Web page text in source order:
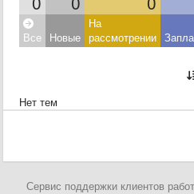
Все Новые
На
рассмотрении
Нет тем
Сервис поддержки клиентов